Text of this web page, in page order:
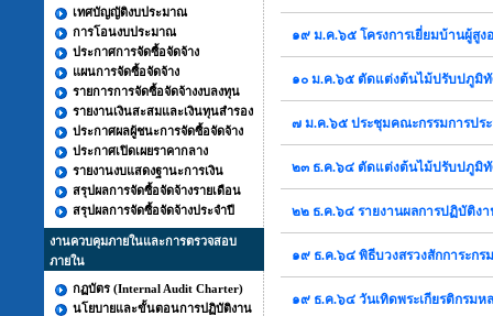
เทศบัญญัติงบประมาณ
การโอนงบประมาณ
ประกาศการจัดซื้อจัดจ้าง
แผนการจัดซื้อจัดจ้าง
รายการการจัดซื้อจัดจ้างงบลงทุน
รายงานเงินสะสมและเงินทุนสำรอง
ประกาศผลผู้ชนะการจัดซื้อจัดจ้าง
ประกาศเปิดเผยราคากลาง
รายงานงบแสดงฐานะการเงิน
สรุปผลการจัดซื้อจัดจ้างรายเดือน
สรุปผลการจัดซื้อจัดจ้างประจำปี
งานควบคุมภายในและการตรวจสอบ
ภายใน
กฏบัตร (Internal Audit Charter)
นโยบายและขั้นตอนการปฏิบัติงาน
๑๙ ม.ค.๖๕ โครงการเยี่ยมบ้านผู้สูง
๑๐ ม.ค.๖๕ ตัดแต่งต้นไม้ปรับปภูมิ
๗ ม.ค.๖๕ ประชุมคณะกรรมการปร
๒๓ ธ.ค.๖๔ ตัดแต่งต้นไม้ปรับปภูมิ
๒๒ ธ.ค.๖๔ รายงานผลการปฏิบัติง
๑๙ ธ.ค.๖๔ พิธีบวงสรวงสักการะก
๑๙ ธ.ค.๖๔ วันเทิดพระเกียรติกรมห